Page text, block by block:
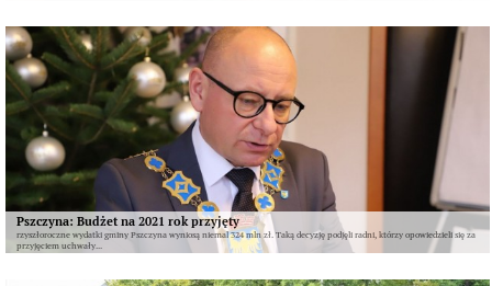
Pszczyna: Budżet na 2021 rok przyjęty
rzyszłoroczne wydatki gminy Pszczyna wyniosą niemal 324 mln zł. Taką decyzję podjęli radni, którzy opowiedzieli się za
przyjęciem uchwały...